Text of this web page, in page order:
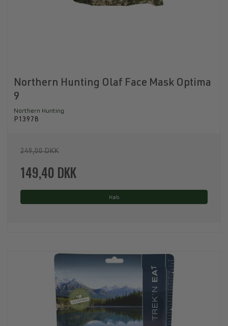
Northern Hunting Olaf Face Mask Optima
9
Northern Hunting
P13978
249,00 DKK
149,40 DKK
Køb